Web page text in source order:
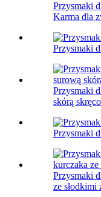
Przysmaki
Karma dla
Przysmaki
Przysmaki
skórą
Przysmaki
Przysmaki
ze słodkimi